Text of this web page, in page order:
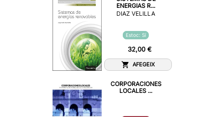
ENERGIAS R...
DIAZ VELILLA
Estoc: Sí
32,00 €
AFEGEIX
CORPORACIONES
LOCALES ...